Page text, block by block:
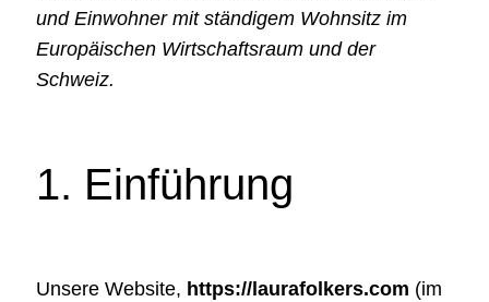
und Einwohner mit ständigem Wohnsitz im
Europäischen Wirtschaftsraum und der
Schweiz.
1. Einführung
Unsere Website, https://laurafolkers.com (im